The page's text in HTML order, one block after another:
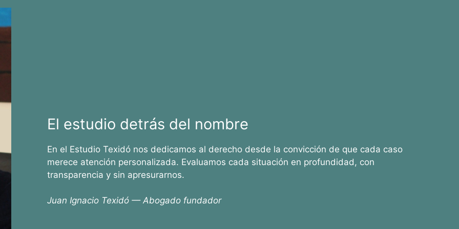
El estudio detrás del nombre
En el Estudio Texidó nos dedicamos al derecho desde la convicción de que cada caso
merece atención personalizada. Evaluamos cada situación en profundidad, con
transparencia y sin apresurarnos.
Juan Ignacio Texidó — Abogado fundador